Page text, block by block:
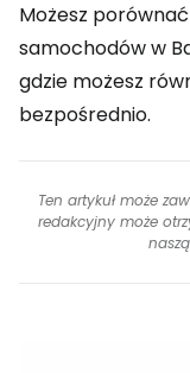
Możesz
samochodów w
gdzie możesz
bezpośrednio.
Ten artykuł może
redakcyjny może